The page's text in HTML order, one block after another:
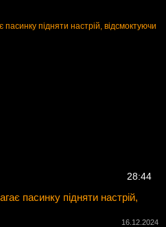
28:44
пасинку підняти настрій,
16.12.2024